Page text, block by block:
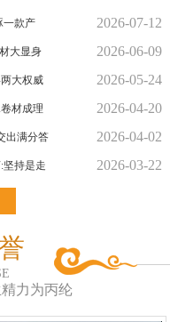
一款产 2026-07-12
大显身 2026-06-09
大权威 2026-05-24
材成理 2026-04-20
出满分答 2026-04-02
坚持是走 2026-03-22
力为丙纶